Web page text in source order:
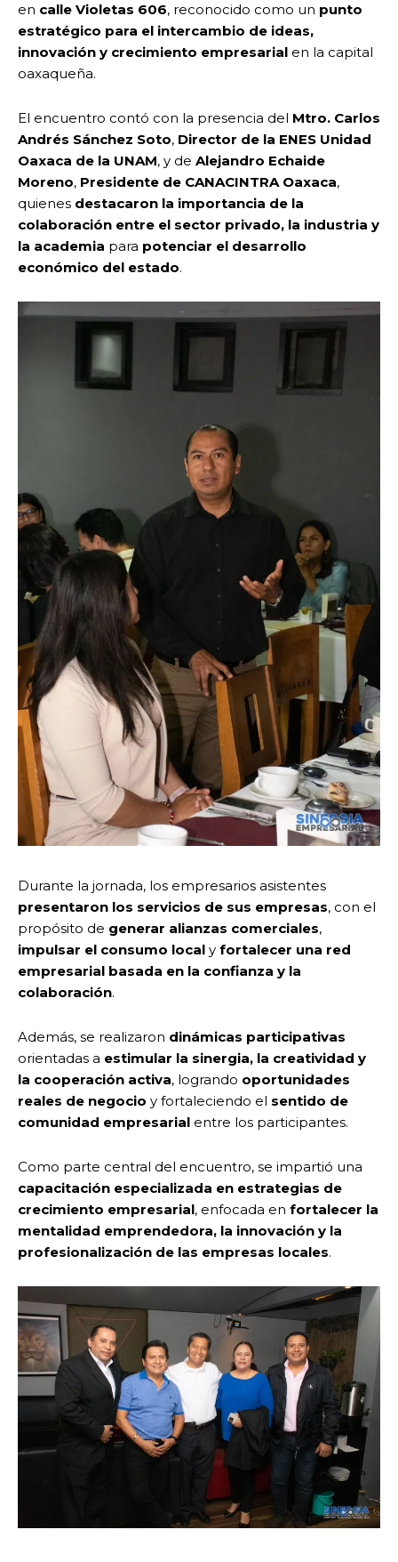
en calle Violetas 606, reconocido como un punto
estratégico para el intercambio de ideas,
innovación y crecimiento empresarial en la capital
oaxaqueña.
El encuentro contó con la presencia del Mtro. Carlos
Andrés Sánchez Soto, Director de la ENES Unidad
Oaxaca de la UNAM, y de Alejandro Echaide
Moreno, Presidente de CANACINTRA Oaxaca,
quienes destacaron la importancia de la
colaboración entre el sector privado, la industria y
la academia para potenciar el desarrollo
económico del estado.
Durante la jornada, los empresarios asistentes
presentaron los servicios de sus empresas, con el
propósito de generar alianzas comerciales,
impulsar el consumo local y fortalecer una red
empresarial basada en la confianza y la
colaboración.
Además, se realizaron dinámicas participativas
orientadas a estimular la sinergia, la creatividad y
la cooperación activa, logrando oportunidades
reales de negocio y fortaleciendo el sentido de
comunidad empresarial entre los participantes.
Como parte central del encuentro, se impartió una
capacitación especializada en estrategias de
crecimiento empresarial, enfocada en fortalecer la
mentalidad emprendedora, la innovación y la
profesionalización de las empresas locales.